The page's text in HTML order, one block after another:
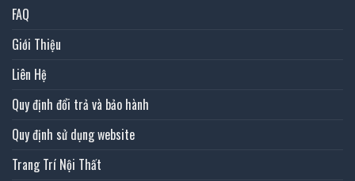
FAQ
Giới Thiệu
Liên Hệ
Quy định đổi trả và bảo hành
Quy định sử dụng website
Trang Trí Nội Thất